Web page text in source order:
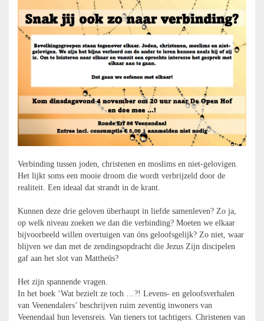
Verbinding tussen joden, christenen en moslims en niet-gelovigen.
Het lijkt soms een mooie droom die wordt verbrijzeld door de
realiteit. Een ideaal dat strandt in de krant.
Kunnen deze drie geloven überhaupt in liefde samenleven? Zo ja,
op welk niveau zoeken we dan die verbinding? Moeten we elkaar
bijvoorbeeld willen overtuigen van óns geloofsgelijk? Zo niet, waar
blijven we dan met de zendingsopdracht die Jezus Zijn discipelen
gaf aan het slot van Mattheüs?
Het zijn spannende vragen.
In het boek ‘Wat bezielt ze toch …?! Levens- en geloofsverhalen
van Veenendalers’ beschrijven ruim zeventig inwoners van
Veenendaal hun levensreis. Van tieners tot tachtigers. Christenen van